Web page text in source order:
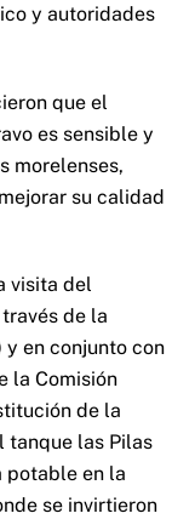
y autoridades
que el
es sensible y
morelenses,
su calidad
visita del
de la
y en conjunto con
la Comisión
de la
tanque las Pilas
potable en la
se invirtieron